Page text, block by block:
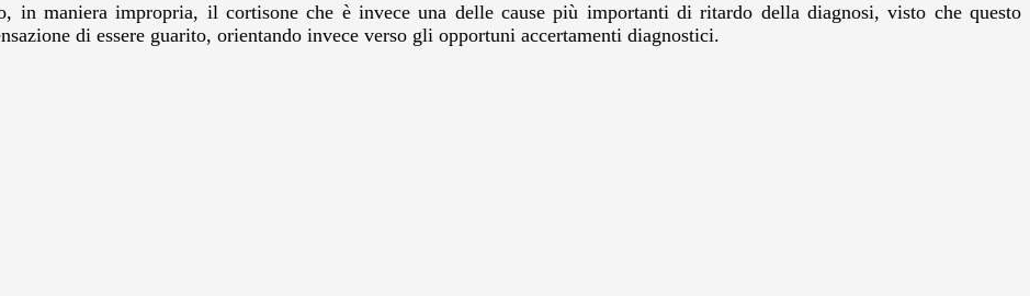
in maniera impropria, il cortisone che è invece una delle cause più importanti di ritardo della diagnosi, visto che questo
di essere guarito, orientando invece verso gli opportuni accertamenti diagnostici.